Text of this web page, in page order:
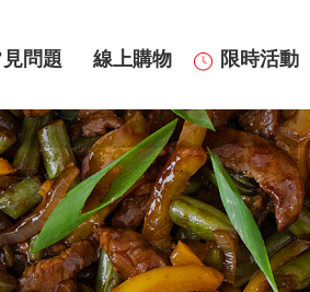
問題 線上購物 限時活動